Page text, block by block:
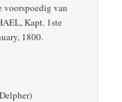
voorspoedig van
Kapt. 1ste
1800.